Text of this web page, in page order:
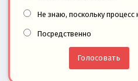
Не знаю, поскольку процесс
Посредственно